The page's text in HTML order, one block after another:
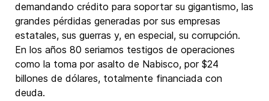
demandando crédito para soportar su gigantismo, las
grandes pérdidas generadas por sus empresas
estatales, sus guerras y, en especial, su corrupción.
En los años 80 seriamos testigos de operaciones
como la toma por asalto de Nabisco, por $24
billones de dólares, totalmente financiada con
deuda.